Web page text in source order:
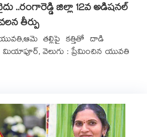
..రంగారెడ్డి జిల్లా 12వ అడిషనల్
తీర్పు
యువతి,ఆమె తల్లిపై కత్తితో దాడి
మియాపూర్, వెలుగు : ప్రేమించిన యువతి